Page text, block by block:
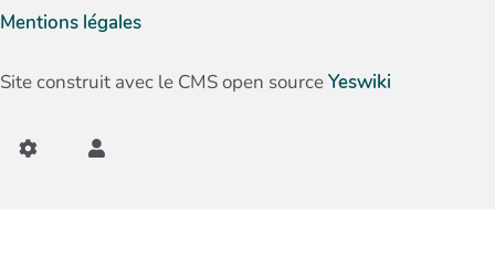
Mentions légales
Site construit avec le CMS open sourceYeswiki